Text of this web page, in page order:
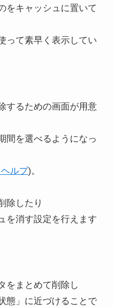
をキャッシュに置いて
って素早く表示してい
するための画面が用意
間を選べるようになっ
ルプ)。
除したり
を消す設定を行えます
をまとめて削除し
態」に近づけることで